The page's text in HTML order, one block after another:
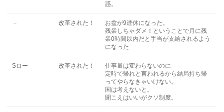
惑。
－ 改革された！
お盆が9連休になった。
残業しちゃダメ！ということで月に残
業0時間以内だと手当が支給されるよう
になった
Sロー 改革された！
仕事量は変わらないのに
定時で帰れと言われるから結局持ち帰
ってやらなきゃいけない。
国は考えないと。
聞こえはいいがクソ制度。